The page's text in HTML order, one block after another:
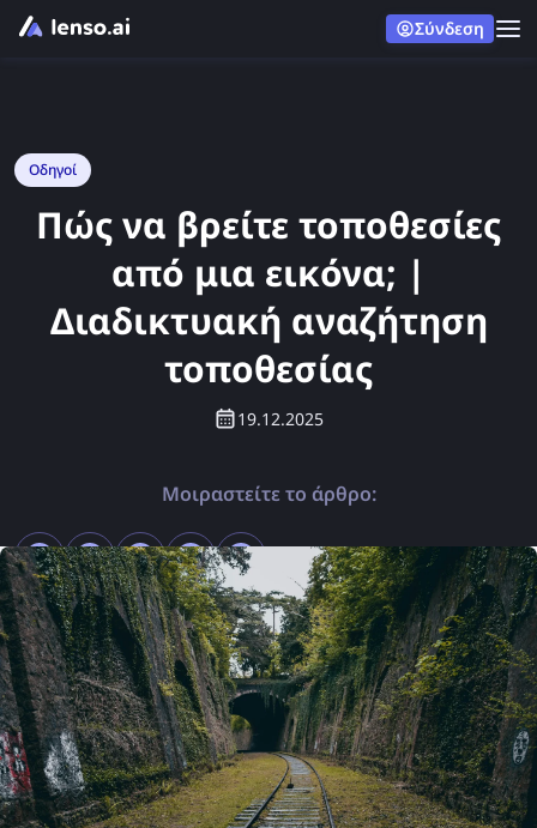
Σύνδεση
Οδηγοί
Πώς να βρείτε τοποθεσίες
από μια εικόνα; |
Διαδικτυακή αναζήτηση
τοποθεσίας
19.12.2025
Μοιραστείτε το άρθρο: